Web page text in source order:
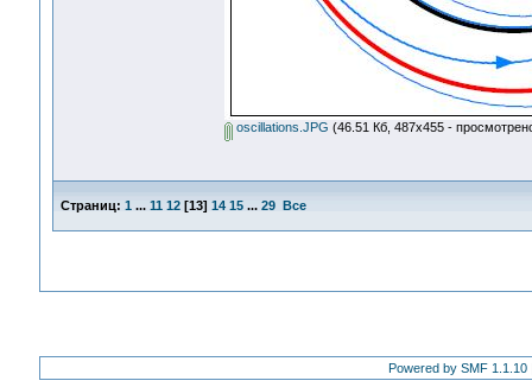
oscillations.JPG (46.51 Кб, 487x455 -
Страниц: 1 ... 11 12[13] 14 15 ... 29 Все
Powered by SMF 1.1.10